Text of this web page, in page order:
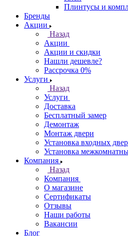
Плинтусы и
Бренды
Акции
Назад
Акции
Акции и скидки
Нашли дешевле?
Рассрочка 0%
Услуги
Назад
Услуги
Доставка
Бесплатный замер
Демонтаж
Монтаж двери
Установка входных
Установка
Компания
Назад
Компания
О магазине
Сертификаты
Отзывы
Наши работы
Вакансии
Блог